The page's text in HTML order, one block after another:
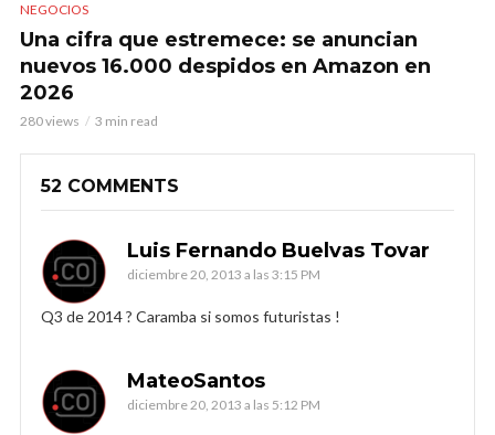
NEGOCIOS
Una cifra que estremece: se anuncian
nuevos 16.000 despidos en Amazon en
2026
280 views 3 min read
52 COMMENTS
Luis Fernando Buelvas Tovar
diciembre 20, 2013 a las 3:15 PM
Q3 de 2014 ? Caramba si somos futuristas !
MateoSantos
diciembre 20, 2013 a las 5:12 PM